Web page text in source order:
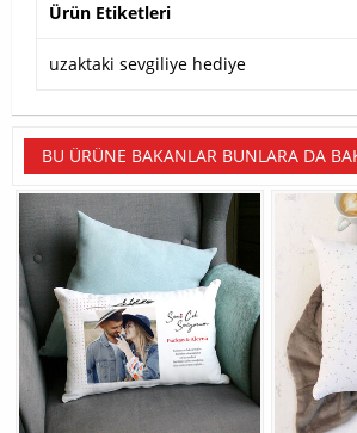
Ürün Etiketleri
uzaktaki sevgiliye hediye
BU ÜRÜNE BAKANLAR BUNLARA DA